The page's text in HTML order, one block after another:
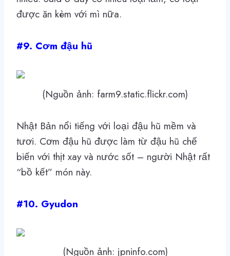
được ăn kèm với mì nữa.
#9. Cơm đậu hũ
(Nguồn ảnh: farm9.static.flickr.com)
Nhật Bản nổi tiếng với loại đậu hũ mềm và
tươi. Cơm đậu hũ được làm từ đậu hũ chế
biến với thịt xay và nước sốt – người Nhật rất
“bồ kết” món này.
#10. Gyudon
(Nguồn ảnh: jpninfo.com)